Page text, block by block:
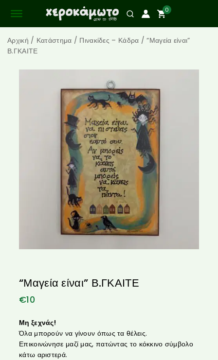
0
Αρχική / Κατάστημα / Πινακίδες – Κάδρα / “Μαγεία είναι”
Β.ΓΚΑΙΤΕ
“Μαγεία είναι” Β.ΓΚΑΙΤΕ
€10
Μη ξεχνάς!
Όλα μπορούν να γίνουν όπως τα θέλεις.
Επικοινώνησε μαζί μας, πατώντας το κόκκινο σύμβολο
κάτω αριστερά.